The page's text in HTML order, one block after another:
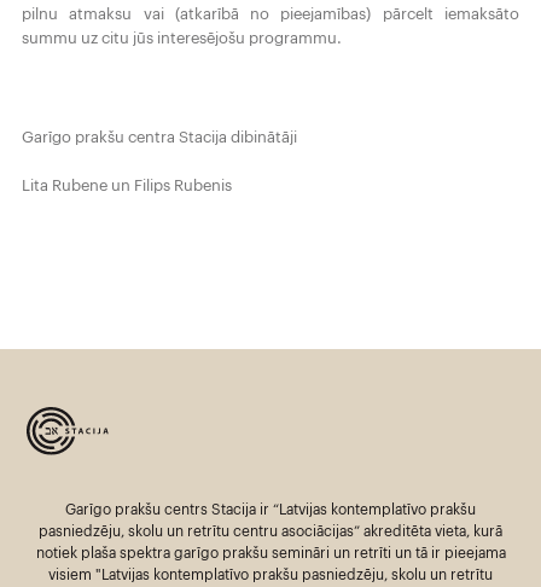
pilnu atmaksu vai (atkarībā no pieejamības) pārcelt iemaksāto
summu uz citu jūs interesējošu programmu.
Garīgo prakšu centra Stacija dibinātāji
Lita Rubene un Filips Rubenis
Garīgo prakšu centrs Stacija ir “Latvijas kontemplatīvo prakšu
pasniedzēju, skolu un retrītu centru asociācijas” akreditēta vieta, kurā
notiek plaša spektra garīgo prakšu semināri un retrīti un tā ir pieejama
visiem "Latvijas kontemplatīvo prakšu pasniedzēju, skolu un retrītu